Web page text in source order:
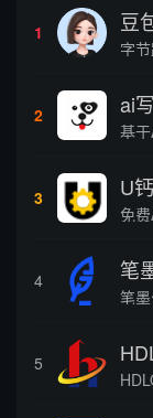
1 豆
2 ai
3 U
免
4 笔
5